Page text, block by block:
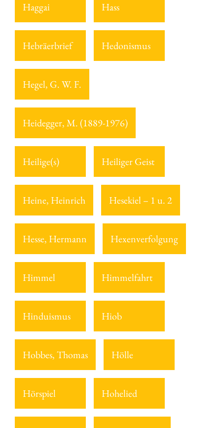
Haggai Hass
Hebräerbrief Hedonismus
Hegel, G. W. F.
Heidegger, M. (1889-1976)
Heilige(s) Heiliger Geist
Heine, Heinrich Hesekiel – 1 u. 2
Hesse, Hermann Hexenverfolgung
Himmel Himmelfahrt
Hinduismus Hiob
Hobbes, Thomas Hölle
Hörspiel Hohelied